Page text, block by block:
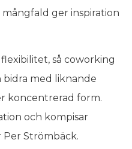
ger inspiration
så coworking
bidra med liknande
koncentrerad form.
och kompisar
Per Strömbäck.